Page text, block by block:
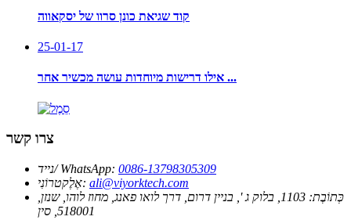
קוד שגיאת כונן סרוו של יסקאווה
25-01-17
אילו דרישות מיוחדות עושה מכשיר אחר ...
צרו קשר
נייד/ WhatsApp: 0086-13798305309
אֶלֶקטרוֹנִי: ali@viyorktech.com
כְּתוֹבֶת:
1103, בלוק ג ', בניין דרום, דרך לואו פאנג, מחוז לוהו, שנזן,
518001, סין